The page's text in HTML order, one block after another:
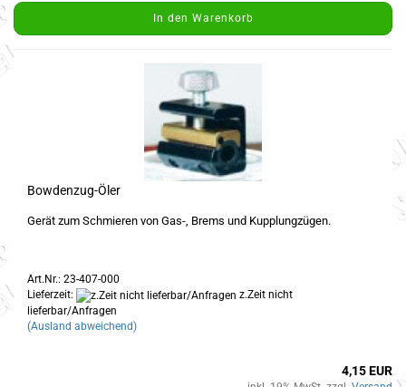
In den Warenkorb
Bowdenzug-Öler
Gerät zum Schmieren von Gas-, Brems und Kupplungzügen.
Art.Nr.: 23-407-000
Lieferzeit:
z.Zeit nicht
lieferbar/Anfragen
(Ausland abweichend)
4,15 EUR